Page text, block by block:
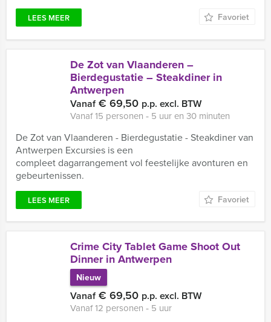
LEES MEER Favoriet
De Zot van Vlaanderen –
Bierdegustatie – Steakdiner in
Antwerpen
Vanaf€ 69,50 p.p. excl. BTW
Vanaf 15 personen ‐ 5 uur en 30 minuten
De Zot van Vlaanderen - Bierdegustatie - Steakdiner van
Antwerpen Excursies is een
compleet dagarrangement vol feestelijke avonturen en
gebeurtenissen.
LEES MEER Favoriet
Crime City Tablet Game Shoot Out
Dinner in Antwerpen
Nieuw
Vanaf€ 69,50 p.p. excl. BTW
Vanaf 12 personen ‐ 5 uur